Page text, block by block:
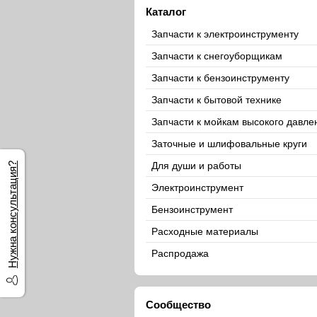
Каталог
Запчасти к электроинструменту
Запчасти к снегоуборщикам
Запчасти к бензоинструменту
Запчасти к бытовой технике
Запчасти к мойкам высокого
Заточные и шлифовальные круги
Для души и работы
Электроинструмент
Бензоинструмент
Расходные материалы
Распродажа
Сообщество
Нужна консультация?